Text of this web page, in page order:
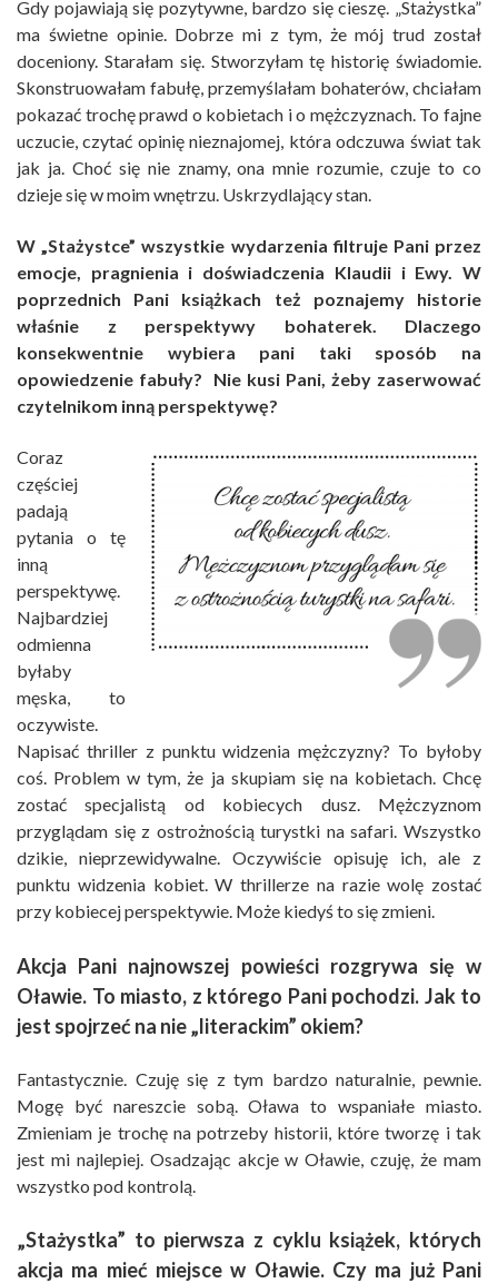
Gdy pojawiają się pozytywne, bardzo się cieszę. „Stażystka”
ma świetne opinie. Dobrze mi z tym, że mój trud został
doceniony. Starałam się. Stworzyłam tę historię świadomie.
Skonstruowałam fabułę, przemyślałam bohaterów, chciałam
pokazać trochę prawd o kobietach i o mężczyznach. To fajne
uczucie, czytać opinię nieznajomej, która odczuwa świat tak
jak ja. Choć się nie znamy, ona mnie rozumie, czuje to co
dzieje się w moim wnętrzu. Uskrzydlający stan.
W „Stażystce” wszystkie wydarzenia filtruje Pani przez
emocje, pragnienia i doświadczenia Klaudii i Ewy. W
poprzednich Pani książkach też poznajemy historie
właśnie z perspektywy bohaterek. Dlaczego
konsekwentnie wybiera pani taki sposób na
opowiedzenie fabuły? Nie kusi Pani, żeby zaserwować
czytelnikom inną perspektywę?
Coraz
częściej
padają
pytania o tę
inną
perspektywę.
Najbardziej
odmienna
byłaby
męska, to
oczywiste.
Napisać thriller z punktu widzenia mężczyzny? To byłoby
coś. Problem w tym, że ja skupiam się na kobietach. Chcę
zostać specjalistą od kobiecych dusz. Mężczyznom
przyglądam się z ostrożnością turystki na safari. Wszystko
dzikie, nieprzewidywalne. Oczywiście opisuję ich, ale z
punktu widzenia kobiet. W thrillerze na razie wolę zostać
przy kobiecej perspektywie. Może kiedyś to się zmieni.
Akcja Pani najnowszej powieści rozgrywa się w
Oławie. To miasto, z którego Pani pochodzi. Jak to
jest spojrzeć na nie „literackim” okiem?
Fantastycznie. Czuję się z tym bardzo naturalnie, pewnie.
Mogę być nareszcie sobą. Oława to wspaniałe miasto.
Zmieniam je trochę na potrzeby historii, które tworzę i tak
jest mi najlepiej. Osadzając akcje w Oławie, czuję, że mam
wszystko pod kontrolą.
„Stażystka” to pierwsza z cyklu książek, których
akcja ma mieć miejsce w Oławie. Czy ma już Pani